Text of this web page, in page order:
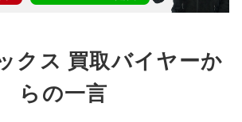
クス 買取バイヤーか
らの一言